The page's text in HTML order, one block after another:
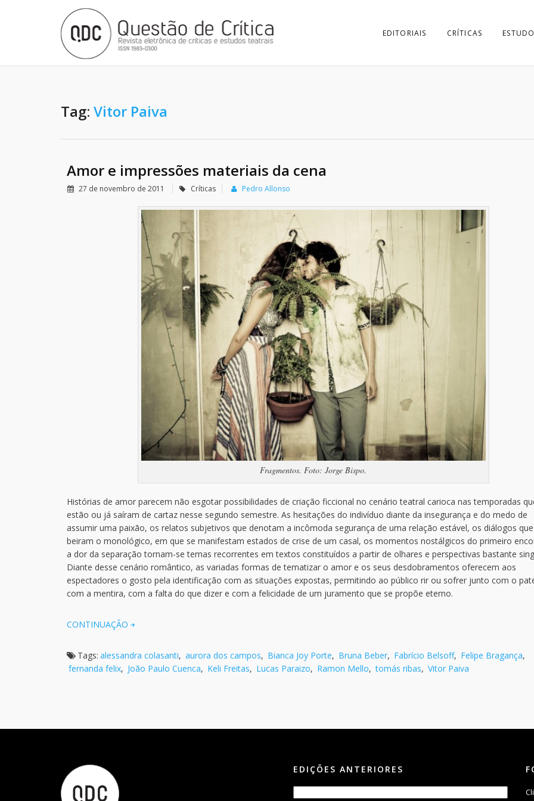
EDITORIAIS CRÍTICAS
Tag: Vitor Paiva
Amor e impressões materiais da cena
27 de novembro de 2011 Críticas Pedro Allonso
Fragmentos. Foto: Jorge Bispo.
Histórias de amor parecem não esgotar possibilidades de criação ficcional no cenário teatral carioca nas temporadas
estão ou já saíram de cartaz nesse segundo semestre. As hesitações do indivíduo diante da insegurança e do medo de
assumir uma paixão, os relatos subjetivos que denotam a incômoda segurança de uma relação estável, os diálogos que
beiram o monológico, em que se manifestam estados de crise de um casal, os momentos nostálgicos do primeiro
a dor da separação tornam-se temas recorrentes em textos constituídos a partir de olhares e perspectivas bastante
Diante desse cenário romântico, as variadas formas de tematizar o amor e os seus desdobramentos oferecem aos
espectadores o gosto pela identificação com as situações expostas, permitindo ao público rir ou sofrer junto com o
com a mentira, com a falta do que dizer e com a felicidade de um juramento que se propõe eterno.
CONTINUAÇÃO
Tags: alessandra colasanti, aurora dos campos, Bianca Joy Porte, Bruna Beber, Fabrício Belsoff, Felipe Bragança,
fernanda felix, João Paulo Cuenca, Keli Freitas, Lucas Paraizo, Ramon Mello, tomás ribas, Vitor Paiva
EDIÇÕES ANTERIORES